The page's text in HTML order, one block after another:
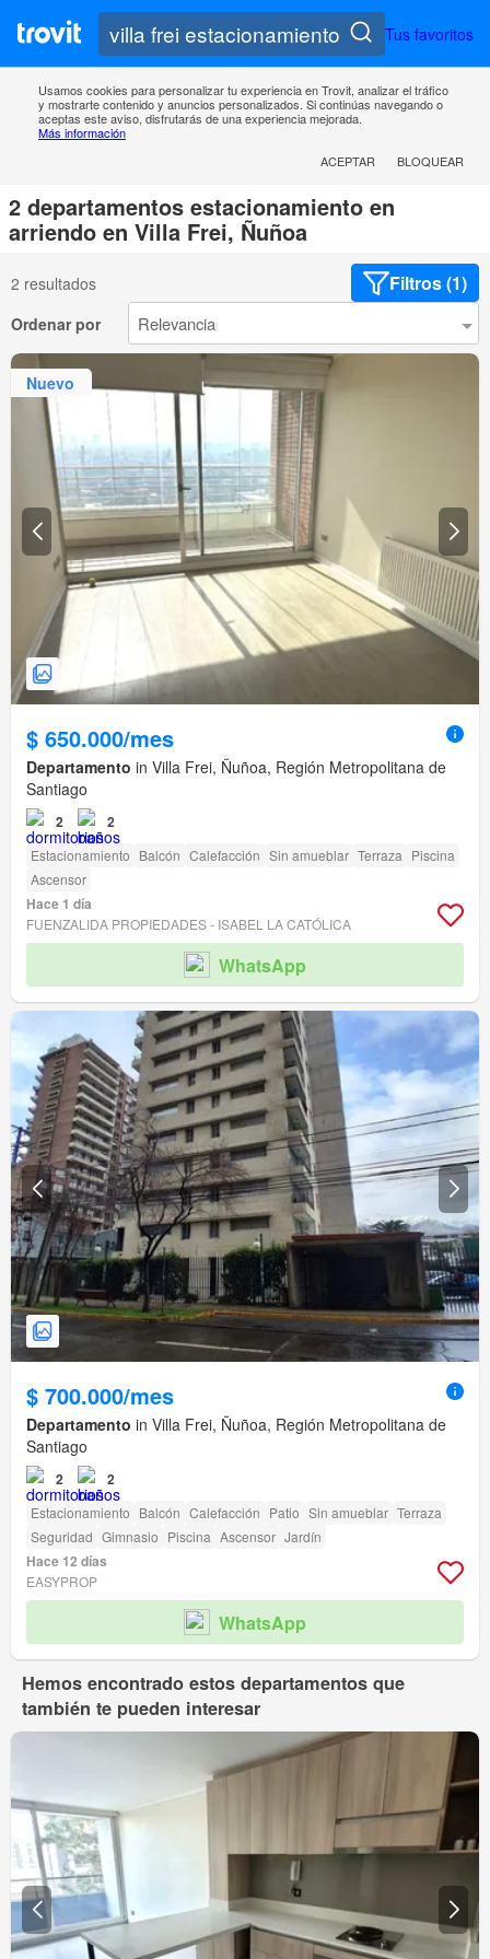
Tus favoritos
Usamos cookies para personalizar tu experiencia en Trovit, analizar el tráfico
y mostrarte contenido y anuncios personalizados. Si continúas navegando o
aceptas este aviso, disfrutarás de una experiencia mejorada.
Más información
ACEPTAR
BLOQUEAR
2 departamentos estacionamiento en
arriendo en Villa Frei, Ñuñoa
2 resultados Filtros (1)
Ordenar por
Nuevo
$ 650.000/mes
Departamento in Villa Frei, Ñuñoa, Región Metropolitana de
Santiago
2 2
Estacionamiento Balcón Calefacción Sin amueblar Terraza Piscina
Ascensor
Hace 1 día
FUENZALIDA PROPIEDADES - ISABEL LA CATÓLICA
WhatsApp
$ 700.000/mes
Departamento in Villa Frei, Ñuñoa, Región Metropolitana de
Santiago
2 2
Estacionamiento Balcón Calefacción Patio Sin amueblar Terraza
Seguridad Gimnasio Piscina Ascensor Jardín
Hace 12 días
EASYPROP
WhatsApp
Hemos encontrado estos departamentos que
también te pueden interesar